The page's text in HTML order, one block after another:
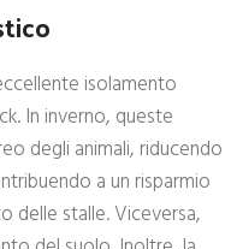
isolamento
In inverno, queste
degli animali, riducendo
a un risparmio
delle stalle. Viceversa,